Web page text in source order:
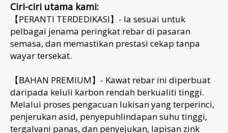
Ciri-ciri utama kami:
【PERANTI TERDEDIKASI】- Ia sesuai untuk
pelbagai jenama peringkat rebar di pasaran
semasa, dan memastikan prestasi cekap tanpa
wayar tersekat.
【BAHAN PREMIUM】- Kawat rebar ini diperbuat
daripada keluli karbon rendah berkualiti tinggi.
Melalui proses pengacuan lukisan yang terperinci,
penjerukan asid, penyepuhlindapan suhu tinggi,
tergalvani panas, dan penyejukan, lapisan zink